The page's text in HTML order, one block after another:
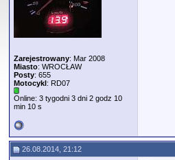
Zarejestrowany: Mar 2008
Miasto: WROCŁAW
Posty: 655
Motocykl: RD07
Online: 3 tygodni 3 dni 2 godz 10
min 10 s
26.08.2014, 21:12